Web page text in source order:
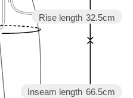
Inseam length 66.5cm
Rise length 32.5cm